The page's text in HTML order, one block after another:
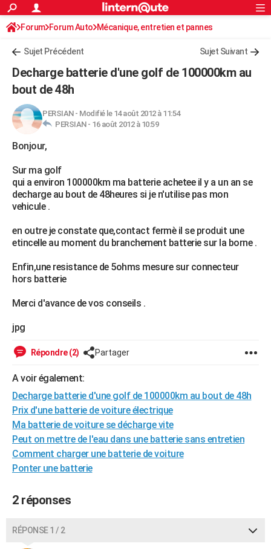
ACTUALITÉS
Politique
Société
Faits Divers
Education
Monde
Villes
+
Programme TV
TNTStreaming
Cinéma
Sorties cinéma
Musique
+FINANCE
Retraite
Impôts
Epargne
Immobilier
Risques naturels par ville
Banque
Assurance
Crédit
AUTO
Réserver un essai
Citadines
Forum auto
Forum
Aménagement intérieur
Extérieur
Cuisine
Salle de bains
Jardinage
Rangement
WEEK-END
Guides de France
Escapades
Patrimoine
Expositions
Musées
Week-end nature
+LIFESTYLE
Art de vivre
Bien-être
Loisirs
Mode
Modes de vie
SANTE
VOYAGE
Destinations
City break
Voyage nature
Voyage de noces
Forum
Climat
+
BONS PLANS
CARTE DE VOEUX
Carte de Noël
Carte Bonne année
Carte Saint-Valentin
Carte Pâques
Carte d'anniversaire
DICTIONNAIRE
Dictionnaire
Biographies
Citations
Expressions
Proverbes
PROGRAMME TV
COPAINS D'AVANT
S'inscrire
Se connecter
Lycées
Collèges
Primaires
Universités
Entreprises
Service militaire
Avis de recherche
AVIS DE DÉCÈS
Bricolage
Lifestyle
Culture
Sport
Auto
Television
Voyage
Cinema
Rechercher
S'inscrire
Connexion
Forum Forum Auto Mécanique, entretien et pannes
Sujet Précédent Sujet Suivant
Decharge batterie d'une golf de 100000km au
bout de 48h
PERSIAN- Modifié le 14 août 2012 à 11:54
PERSIAN - 16 août 2012 à 10:59
Bonjour,
Sur ma golf
qui a environ 100000km ma batterie achetee il y a un an se
decharge au bout de 48heures si je n'utilise pas mon
vehicule .
en outre je constate que,contact fermè il se produit une
etincelle au moment du branchement batterie sur la borne .
Enfin,une resistance de 5ohms mesure sur connecteur
hors batterie
Merci d'avance de vos conseils .
jpg
Répondre (2) Partager
A voir également:
Decharge batterie d'une golf de 100000km au bout de 48h
Prix d'une batterie de voiture électrique
Ma batterie de voiture se décharge vite
Peut on mettre de l'eau dans une batterie sans entretien
Comment charger une batterie de voiture
Ponter une batterie
2 réponses
RÉPONSE 1 / 2